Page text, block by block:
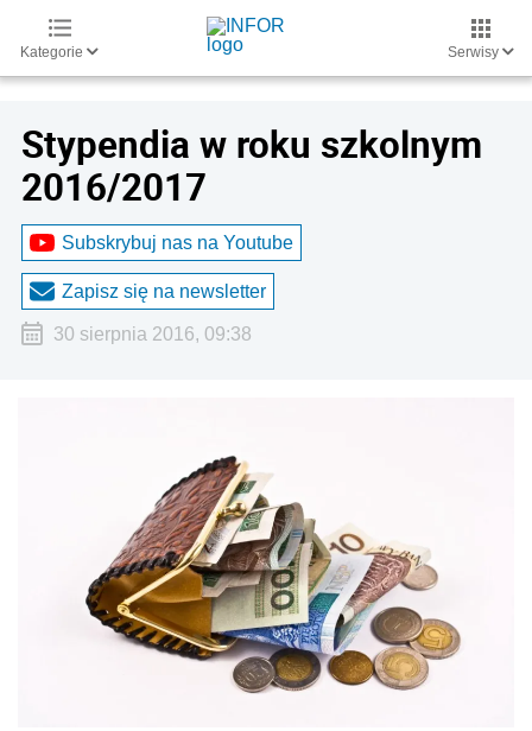
Kategorie Serwisy
Stypendia w roku szkolnym
2016/2017
Subskrybuj nas na Youtube
Zapisz się na newsletter
30 sierpnia 2016, 09:38